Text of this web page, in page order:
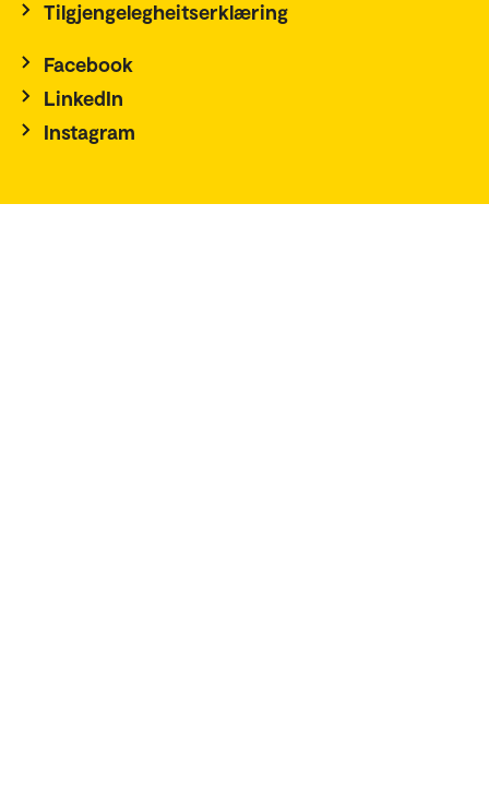
Tilgjengelegheitserklæring
Facebook
LinkedIn
Instagram